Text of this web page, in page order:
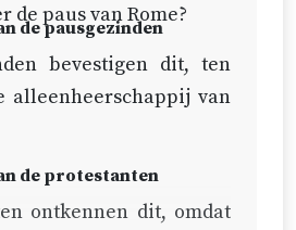
de paus van Rome?
de pausgezinden
bevestigen dit, ten
alleenheerschappij van
de protestanten
ontkennen dit, omdat